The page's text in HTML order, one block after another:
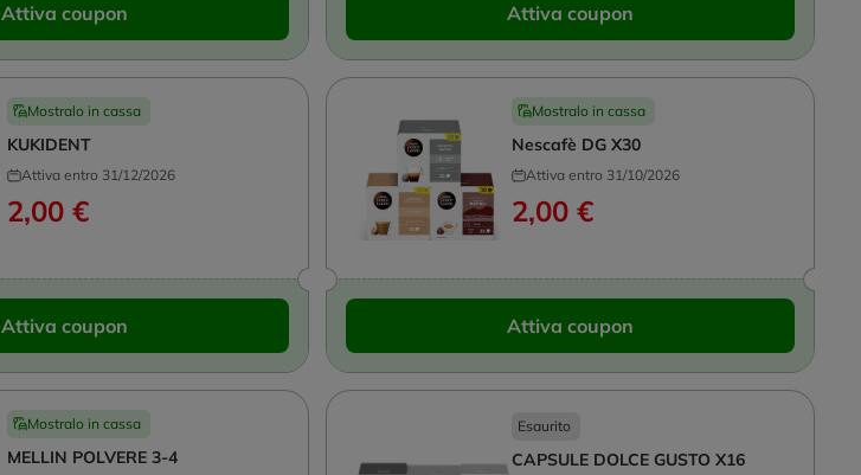
Attiva coupon Attiva coupon
Mostralo in cassa
KUKIDENT
Attiva entro 31/12/2026
2,00 €
Attiva coupon
Mostralo in cassa
Nescafè DG X30
Attiva entro 31/10/2026
2,00 €
Attiva coupon
Mostralo in cassa
MELLIN POLVERE 3-4
Esaurito
CAPSULE DOLCE GUSTO X16